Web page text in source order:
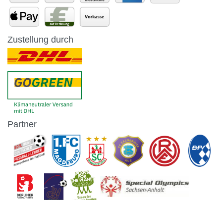
Zustellung durch
Partner